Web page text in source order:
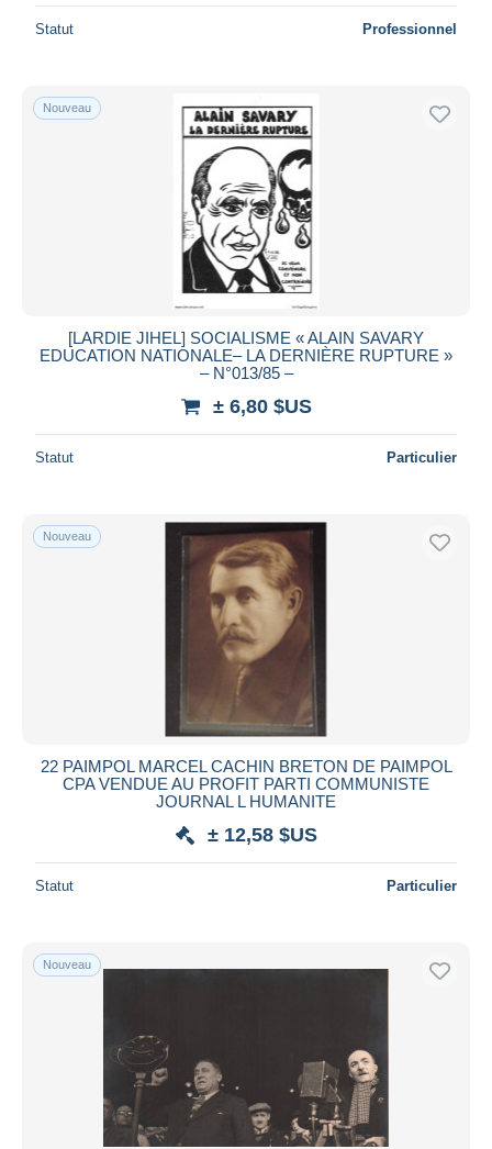
Statut Professionnel
Nouveau
[LARDIE JIHEL] SOCIALISME « ALAIN SAVARY
EDUCATION NATIONALE– LA DERNIÈRE RUPTURE »
– N°013/85 –
± 6,80 $US
Statut Particulier
Nouveau
22 PAIMPOL MARCEL CACHIN BRETON DE PAIMPOL
CPA VENDUE AU PROFIT PARTI COMMUNISTE
JOURNAL L HUMANITE
± 12,58 $US
Statut Particulier
Nouveau